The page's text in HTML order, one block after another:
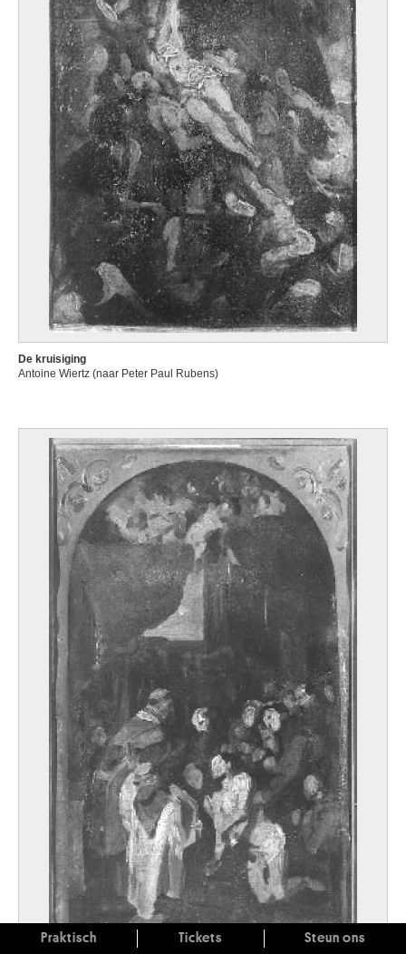
De kruisiging
Antoine Wiertz (naar Peter Paul Rubens)
Praktisch Tickets Steun ons